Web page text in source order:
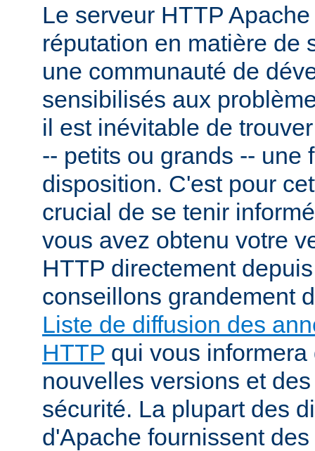
Le serveur HTTP
réputation en matière de
une communauté de
sensibilisés aux
il est inévitable de
-- petits ou grands -- une
disposition. C'est pour
crucial de se tenir
vous avez obtenu votre
HTTP directement
conseillons grandement
Liste de diffusion des
HTTP qui vous
nouvelles versions et
sécurité. La plupart des
d'Apache fournissent